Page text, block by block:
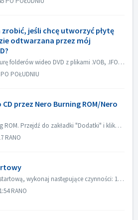
jeśli chcę utworzyć płytę
odtwarzana przez mój
Jeśli masz już strukturę folderów wideo DVD z plikami .VOB, .IFO/.BUP, możesz użyć Nero BurningROM do nagrania DVD. 1. Nowa kompilacja. Wybierz DVD-> DVD...
POŁUDNIU
przez Nero Burning ROM/Nero
Otwórz Nero Burning ROM. Przejdź do zakładki "Dodatki" i kliknij na "Zapisz ścieżki audio". W zakładce "źródło" wybierz ści...
RANO
Aby utworzyć płytę startową, wykonaj następujące czynności: 1. Kliknij przycisk Nowy na głównym ekranie Nero Burning ROM. ->Otworzy się okno Nowa kompil...
RANO